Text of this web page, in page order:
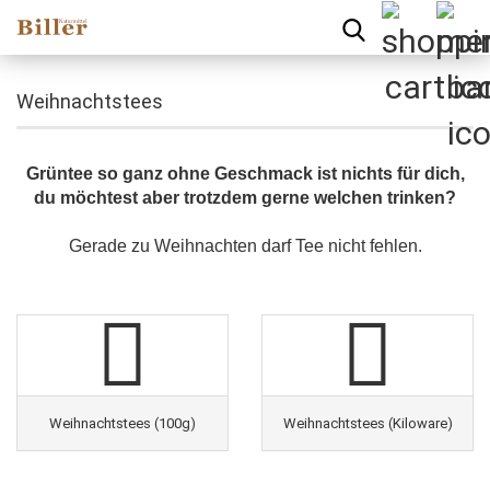
Weihnachtstees
Grüntee so ganz ohne Geschmack ist nichts für dich,
du möchtest aber trotzdem gerne welchen trinken?
Gerade zu Weihnachten darf Tee nicht fehlen.
Weihnachtstees (100g) Weihnachtstees (Kiloware)